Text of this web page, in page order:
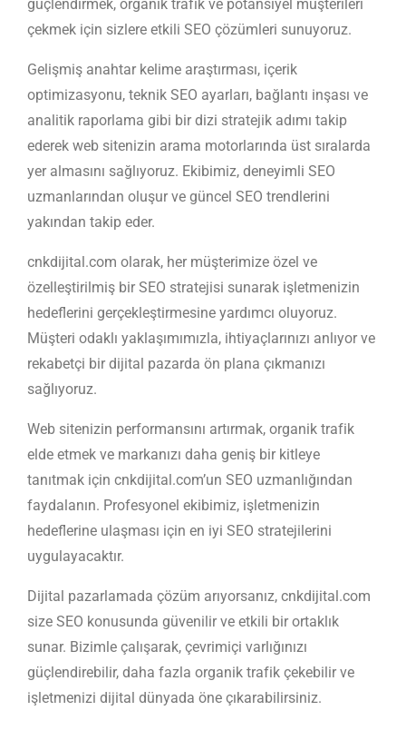
güçlendirmek, organik trafik ve potansiyel müşterileri
çekmek için sizlere etkili SEO çözümleri sunuyoruz.
Gelişmiş anahtar kelime araştırması, içerik
optimizasyonu, teknik SEO ayarları, bağlantı inşası ve
analitik raporlama gibi bir dizi stratejik adımı takip
ederek web sitenizin arama motorlarında üst sıralarda
yer almasını sağlıyoruz. Ekibimiz, deneyimli SEO
uzmanlarından oluşur ve güncel SEO trendlerini
yakından takip eder.
cnkdijital.com olarak, her müşterimize özel ve
özelleştirilmiş bir SEO stratejisi sunarak işletmenizin
hedeflerini gerçekleştirmesine yardımcı oluyoruz.
Müşteri odaklı yaklaşımımızla, ihtiyaçlarınızı anlıyor ve
rekabetçi bir dijital pazarda ön plana çıkmanızı
sağlıyoruz.
Web sitenizin performansını artırmak, organik trafik
elde etmek ve markanızı daha geniş bir kitleye
tanıtmak için cnkdijital.com’un SEO uzmanlığından
faydalanın. Profesyonel ekibimiz, işletmenizin
hedeflerine ulaşması için en iyi SEO stratejilerini
uygulayacaktır.
Dijital pazarlamada çözüm arıyorsanız, cnkdijital.com
size SEO konusunda güvenilir ve etkili bir ortaklık
sunar. Bizimle çalışarak, çevrimiçi varlığınızı
güçlendirebilir, daha fazla organik trafik çekebilir ve
işletmenizi dijital dünyada öne çıkarabilirsiniz.